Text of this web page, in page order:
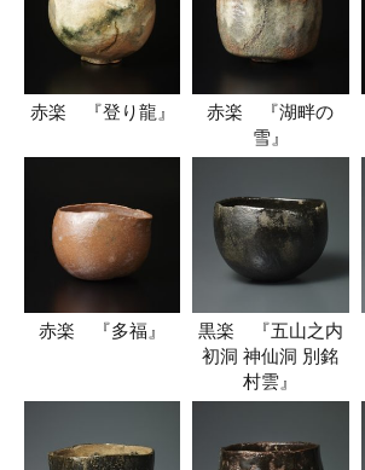
赤楽 『登り龍』
赤楽 『湖畔の
雪』
赤楽 『多福』
黒楽 『五山之内
初洞 神仙洞 別銘
村雲』